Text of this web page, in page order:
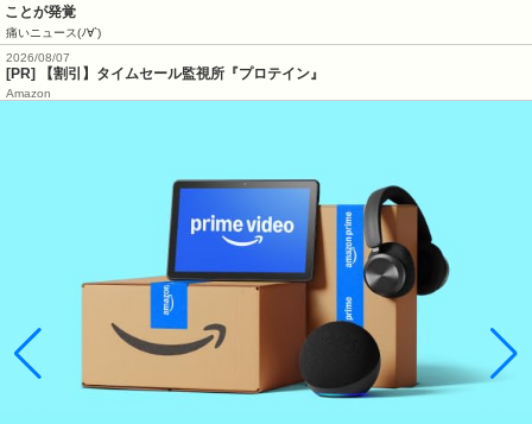
ことが発覚
痛いニュース(ﾉ∀`)
2026/08/07
[PR] 【割引】タイムセール監視所『プロテイン』
Amazon